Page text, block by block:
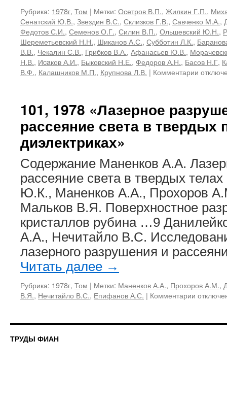
Рубрика: 1978г, Том | Метки: Осетров В.П., Жилкин Г.П.,
Сенатский Ю.В., Звездин В.С., Склизков Г.В., Савченко М.А.,
Федотов С.И., Семенов О.Г., Силин В.П., Ольшевский Ю.Н.,
Шереметьевский Н.Н., Шиканов А.С., Субботин Л.К.,
В.В., Чекалин С.В., Грибков В.А., Афанасьев Ю.В.,
Н.В., Иcaков А.И., Быковский Н.Е., Федоров А.Н., Басов Н.Г,
В.Ф., Калашников М.П., Крупнова Л.В. | Комментарии к
лазеры
и
с
101, 1978 «Лазерное
рассеяние света в твердых
диэлектриках»
Содержание Маненков А.А.
рассеяние света в твердых
Ю.К., Маненков А.А., Прохоров
Мальков В.Я. Поверхностное
кристаллов рубина …9
А.А., Нечитайло В.С.
лазерного разрушения и
Читать далее →
Рубрика: 1978г, Том | Метки: Маненков А.А., Прохоров А.М.,
В.Я., Нечитайло В.С., Епифанов А.С. | Комментарии к
1978
ТРУДЫ ФИАН